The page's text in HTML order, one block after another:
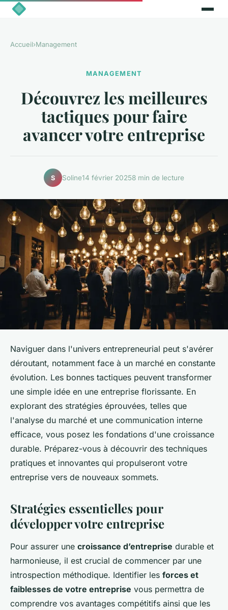
Accueil›Management
MANAGEMENT
Découvrez les meilleures
tactiques pour faire
avancer votre entreprise
S Soline14 février 20258 min de lecture
Naviguer dans l'univers entrepreneurial peut s'avérer
déroutant, notamment face à un marché en constante
évolution. Les bonnes tactiques peuvent transformer
une simple idée en une entreprise florissante. En
explorant des stratégies éprouvées, telles que
l'analyse du marché et une communication interne
efficace, vous posez les fondations d'une croissance
durable. Préparez-vous à découvrir des techniques
pratiques et innovantes qui propulseront votre
entreprise vers de nouveaux sommets.
Stratégies essentielles pour
développer votre entreprise
Pour assurer une croissance d’entreprise durable et
harmonieuse, il est crucial de commencer par une
introspection méthodique. Identifier les forces et
faiblesses de votre entreprise vous permettra de
comprendre vos avantages compétitifs ainsi que les